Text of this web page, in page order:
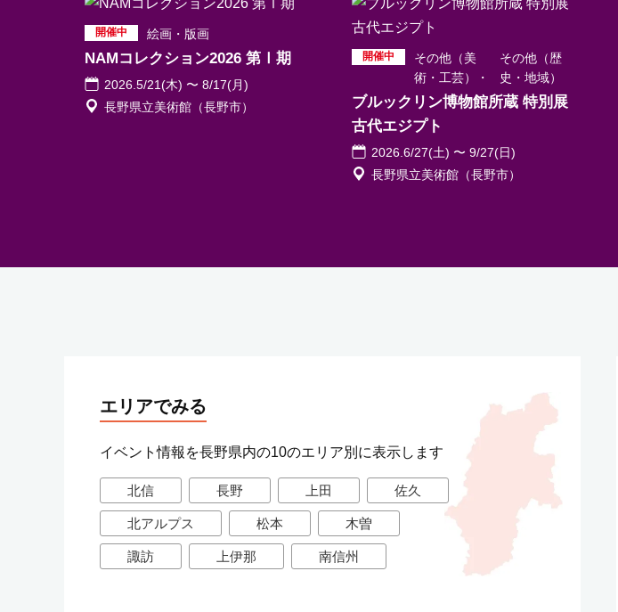
絵画 版画
NAMコレクション2026 第Ⅰ期
2026.5/21(木) 〜 8/17(月)
長野県立美術館（長野市）
その他（美
術・工芸）
その他（歴
史・地域）
ブルックリン博物館所蔵 特別展
古代エジプト
2026.6/27(土) 〜 9/27(日)
長野県立美術館（長野市）
エリアでみる
イベント情報を長野県内の10のエリア別に表示します
北信 長野 上田 佐久
北アルプス 松本 木曽
諏訪 上伊那 南信州